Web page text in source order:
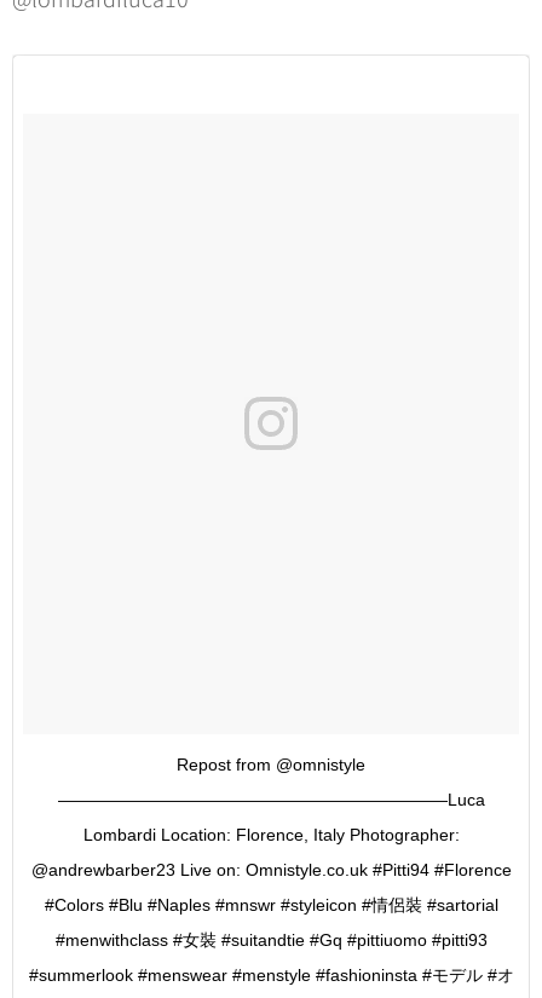
Repost from @omnistyle
———————————————————————Luca
Lombardi Location: Florence, Italy Photographer:
@andrewbarber23 Live on: Omnistyle.co.uk #Pitti94 #Florence
#Colors #Blu #Naples #mnswr #styleicon #情侶裝 #sartorial
#menwithclass #女裝 #suitandtie #Gq #pittiuomo #pitti93
#summerlook #menswear #menstyle #fashioninsta #モデル #オ